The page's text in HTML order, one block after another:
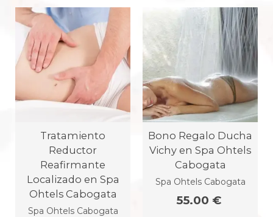
Tratamiento
Reductor
Reafirmante
Localizado en Spa
Ohtels Cabogata
Spa Ohtels Cabogata
Bono Regalo Ducha
Vichy en Spa Ohtels
Cabogata
Spa Ohtels Cabogata
55.00 €